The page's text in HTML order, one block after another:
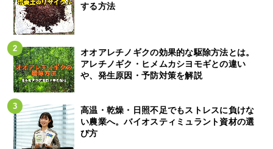
する方法
オオアレチノギクの効果的な駆除方法とは。
アレチノギク・ヒメムカシヨモギとの違い
や、発生原因・予防対策を解説
高温・乾燥・日照不足でもストレスに負けな
い農業へ。バイオスティミュラント資材の選
び方